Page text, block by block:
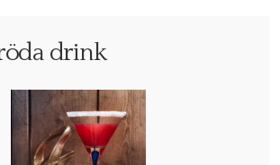
drink